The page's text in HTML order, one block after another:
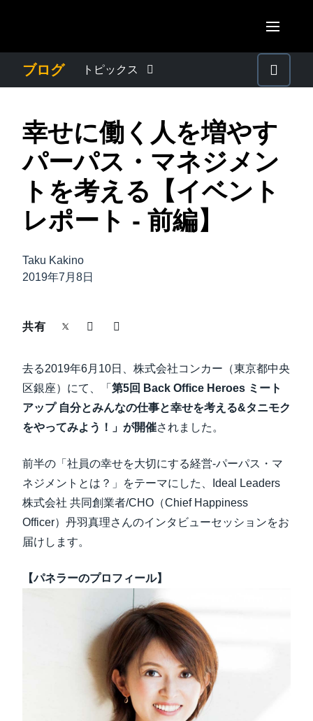
AMERICAS
Canada (English)
Canada (Français)
México (Español)
Brasil (Português)
United Kingdom (English)
France (Français)
Deutschland (Deutsch)
Italia (Italiano)
Belgium (English)
Norway (English)
ASIA PACIFIC
Australia (English)
India (English)
ブログ トピックス
プレスリリース
電子帳簿保存法・インボイス制度
経理・総務の豆知識
出張・経費管理トレンド
導入事例
働きかた改革
幸せに働く人を増やす
パーパス・マネジメン
トを考える【イベント
レポート - 前編】
Taku Kakino
2019年7月8日
共有
去る2019年6月10日、株式会社コンカー（東京都中央
区銀座）にて、「 第5回 Back Office Heroes ミート
アップ 自分とみんなの仕事と幸せを考える&タニモク
をやってみよう！」が開催されました。
前半の「社員の幸せを大切にする経営-パーパス・マ
ネジメントとは？」をテーマにした、Ideal Leaders
株式会社 共同創業者/CHO（Chief Happiness
Officer）丹羽真理さんのインタビューセッションをお
届けします。
【パネラーのプロフィール】